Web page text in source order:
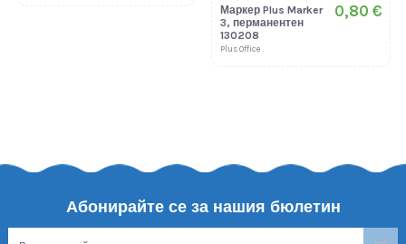
Маркер Plus Marker
3, перманентен
130208
Plus Office
0,80 €
Абонирайте се за нашия бюлетин